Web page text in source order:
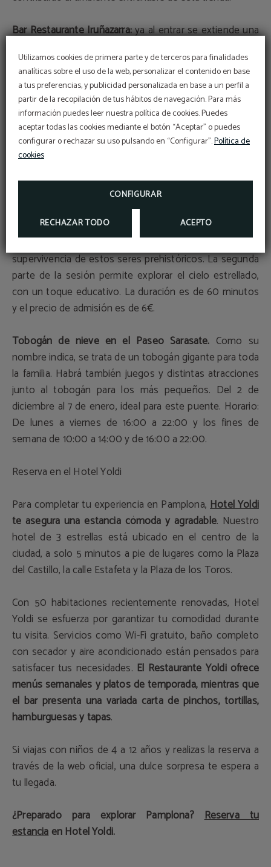
Utilizamos cookies de primera parte y de terceros para finalidades
analíticas sobre el uso de la web, personalizar el contenido en base
a tus preferencias, y publicidad personalizada en base a un perfil a
partir de la recopilación de tus hábitos de navegación. Para más
información puedes leer nuestra política de cookies. Puedes
aceptar todas las cookies mediante el botón “Aceptar” o puedes
configurar o rechazar su uso pulsando en “Configurar”.Política de
cookies
CONFIGURAR
RECHAZAR TODO ACEPTO
Bar Restaurante Iruñazarra:ya al entrar se extiende una
puedes echar un ojo y ver cuál vas a querer probar.
Combinan pintxos de alta cocina con una carta y menús
de platos más clásicos. "Producto y Tradición" es el
lema del Bar Restaurante Iruñazarra. Ofrecen una cocina
basada en productos de calidad y comida tradicional,
trabajando con productos locales.
¿Viajas con niños?
El Planetario de Pamplona:
"Dinosaurios + Astronomía" siempre agrada a los más
pequeños, donde podrán ver la adaptación y
supervivencia de estos seres prehistóricos. La segunda
parte de la sesión permite explorar el cielo estrellado,
con un toque educativo. La duración es de 60 minutos
y el precio de admisión es de 6€.
Tobogán de nieve en el Paseo Sarasate. Como su
nombre indica, se trata de un tobogán gigante para toda
la familia. Habrá también juegos y distintas atracciones
junto al tobogán para los más pequeños. Del 2 de
diciembre al 7 de enero, ideal para este puente. Horario:
De lunes a viernes de 16:00 a 22:00 y los fines de
semana de 10:00 a 14:00 y de 16:00 a 22:00.
Reserva en el Hotel Yoldi
Para completar tu experiencia en Pamplona,Hotel Yoldi
te asegura una estancia cómoda y agradable. Nuestro
hotel de 3 estrellas está ubicado en el centro de la
ciudad, a solo 5 minutos a pie de lugares como la Plaza
del Castillo, la calle Estafeta y la Plaza de los Toros.
Con 50 habitaciones recientemente renovadas, Hotel
Yoldi se esfuerza por garantizar tu comodidad durante
tu visita. Servicios como Wi-Fi gratuito, baño completo
con secador y aire acondicionado están pensados para
satisfacer tus necesidades. El Restaurante Yoldi ofrece
menús semanales y platos de temporada, mientras que
el bar presenta una variada carta de pinchos, tortillas,
hamburguesas y tapas.
Si viajas con niños de 4 a 12 años y realizas la reserva a
través de la web oficial, una dulce sorpresa te espera a
tu llegada.
¿Preparado para explorar Pamplona?Reserva tu
estanciaen Hotel Yoldi.